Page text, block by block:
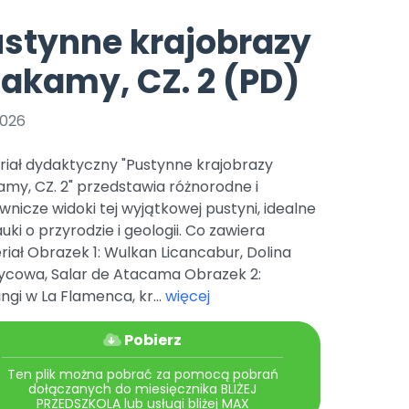
Archiwalne numery
Pomoc
Nowości
Promocje
czerwca 2024 r. uzyskała
r. Nr decyzji:
Online.
Bliżej Pieska
Pomoc zwierzętom
Książka (dla) Przedszkolaka
TikTok
Zobacz nas na TikToku
YouTube
krajobrazy
CZ. 2 (PD)
dydaktyczny "Pustynne krajobrazy
CZ. 2" przedstawia różnorodne i
widoki tej wyjątkowej pustyni, idealne
o przyrodzie i geologii. Co zawiera
Obrazek 1: Wulkan Licancabur, Dolina
Salar de Atacama Obrazek 2:
w La Flamenca, kr... więcej
Pobierz
Ten plik można pobrać za pomocą pobrań
dołączanych do miesięcznika BLIŻEJ
PRZEDSZKOLA lub usługi bliżej MAX